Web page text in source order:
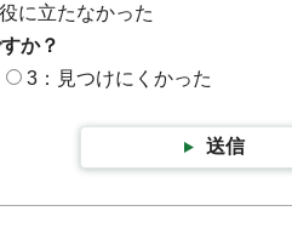
に立たなかった
か？
3：見つけにくかった
送信